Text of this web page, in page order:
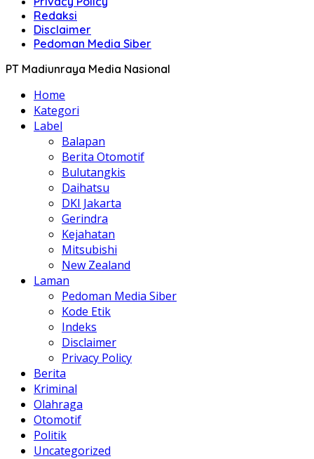
Redaksi
Disclaimer
Pedoman Media Siber
PT Madiunraya Media Nasional
Home
Kategori
Label
Balapan
Berita Otomotif
Bulutangkis
Daihatsu
DKI Jakarta
Gerindra
Kejahatan
Mitsubishi
New Zealand
Laman
Pedoman Media Siber
Kode Etik
Indeks
Disclaimer
Privacy Policy
Berita
Kriminal
Olahraga
Otomotif
Politik
Uncategorized